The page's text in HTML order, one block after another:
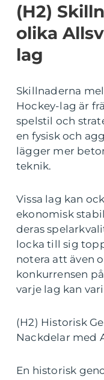
(H2)
olika
lag
Skillnaderna
Hockey-lag är
spelstil och
en fysisk och
lägger mer
teknik.
Vissa lag kan
ekonomisk
deras
locka till sig
notera att även
konkurrensen
varje lag kan
(H2) Historisk
Nackdelar med
En historisk